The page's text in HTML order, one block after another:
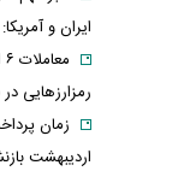
ایران و
رمزارزهایی
زمان
اردیبهشت